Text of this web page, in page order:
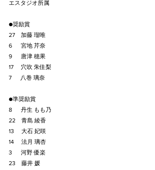
エスタジオ所属
●奨励賞
27　加藤 瑠唯
6　  宮地 芹奈
9 　 唐津 穂果
17　 穴吹 朱佳梨
7　  八巻 璃奈
●準奨励賞
8 　 丹生 もも乃
22　青島 綾香
13 　大石 妃咲
14 　法月 璃杏
3　  河野 優楽
23　藤井 媛